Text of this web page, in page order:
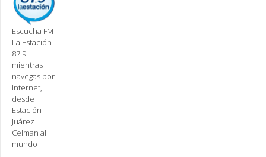
Escucha FM
La Estación
87.9
mientras
navegas por
internet,
desde
Estación
Juárez
Celman al
mundo